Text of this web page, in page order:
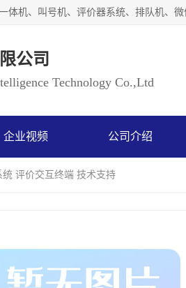
公司
Technology Co.,Ltd
企业视频 公司介绍
评价交互终端 技术支持